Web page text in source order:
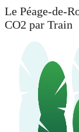
Le Péage-de-
CO2 par Train